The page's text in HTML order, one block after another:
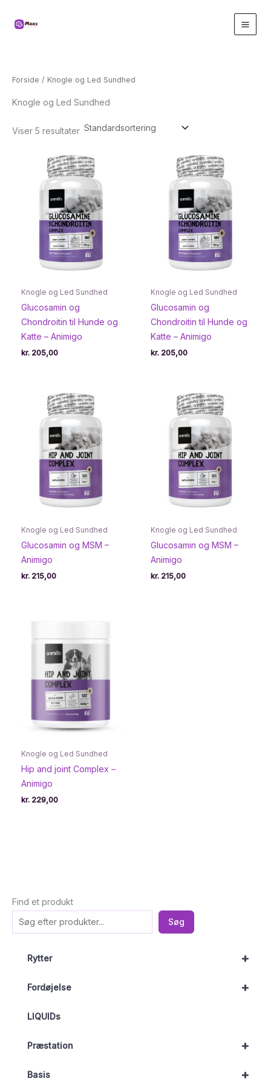
Find et produkt
Søg
+
Rytter
+
Fordøjelse
LIQUIDs
+
Præstation
+
Basis
Forside / Knogle og Led Sundhed
Knogle og Led Sundhed
Viser 5 resultater
Knogle og Led Sundhed
Glucosamin og
Chondroitin til Hunde og
Katte – Animigo
kr. 205,00
Knogle og Led Sundhed
Glucosamin og
Chondroitin til Hunde og
Katte – Animigo
kr. 205,00
Knogle og Led Sundhed
Glucosamin og MSM –
Animigo
kr. 215,00
Knogle og Led Sundhed
Glucosamin og MSM –
Animigo
kr. 215,00
Knogle og Led Sundhed
Hip and joint Complex –
Animigo
kr. 229,00